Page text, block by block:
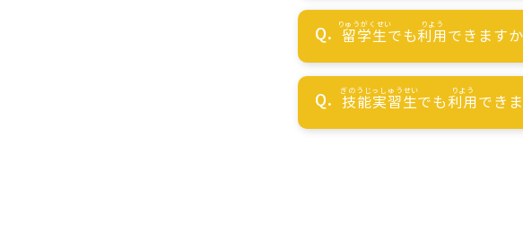
留学生でも利用できますか
技能実習生でも利用でき